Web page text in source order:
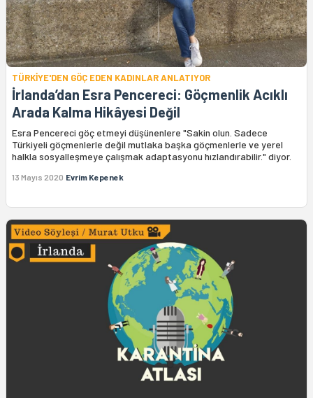
TÜRKİYE'DEN GÖÇ EDEN KADINLAR ANLATIYOR
İrlanda’dan Esra Pencereci: Göçmenlik Acıklı
Arada Kalma Hikâyesi Değil
Esra Pencereci göç etmeyi düşünenlere "Sakin olun. Sadece
Türkiyeli göçmenlerle değil mutlaka başka göçmenlerle ve yerel
halkla sosyalleşmeye çalışmak adaptasyonu hızlandırabilir." diyor.
13 Mayıs 2020 Evrim Kepenek